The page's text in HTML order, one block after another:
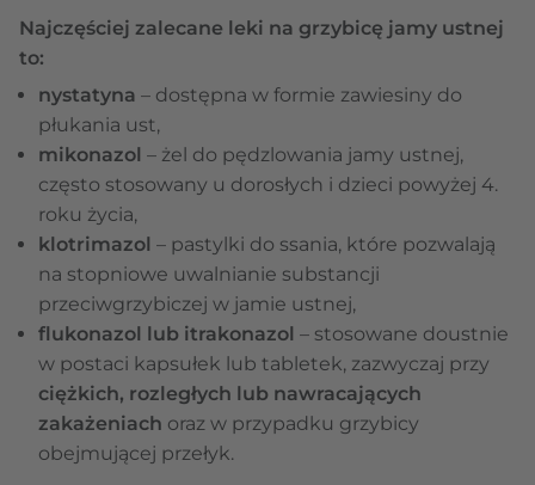
Najczęściej zalecane leki na grzybicę jamy ustnej
to:
nystatyna – dostępna w formie zawiesiny do
płukania ust,
mikonazol – żel do pędzlowania jamy ustnej,
często stosowany u dorosłych i dzieci powyżej 4.
roku życia,
klotrimazol – pastylki do ssania, które pozwalają
na stopniowe uwalnianie substancji
przeciwgrzybiczej w jamie ustnej,
flukonazol lub itrakonazol – stosowane doustnie
w postaci kapsułek lub tabletek, zazwyczaj przy
ciężkich, rozległych lub nawracających
zakażeniach oraz w przypadku grzybicy
obejmującej przełyk.